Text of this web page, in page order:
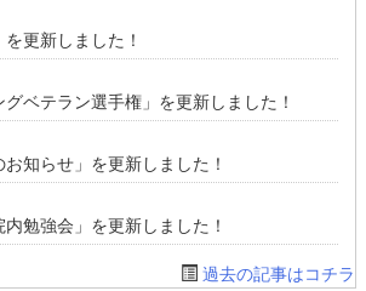
を更新しました！
グベテラン選手権」を更新しました！
知らせ」を更新しました！
勉強会」を更新しました！
過去の記事はコチラ